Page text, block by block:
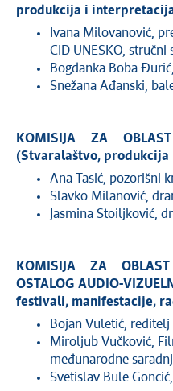
produkcija i
Ivana Milovanović,
CID UNESKO,
Bogdanka Boba
Snežana Ađanski,
KOMISIJA ZA OBLAST
(Stvaralaštvo,
Ana Tasić, pozorišni
Slavko Milanović,
Jasmina Stoiljković,
KOMISIJA ZA
OSTALOG AUDIO-
festivali, manifestacije,
Bojan Vuletić, reditelj
Miroljub Vučković,
međunarodne
Svetislav Bule